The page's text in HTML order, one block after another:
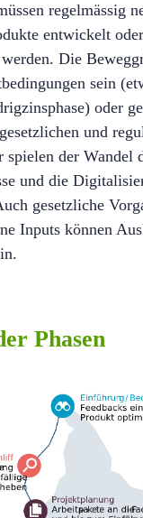
regelmässig
entwickelt
Die
sein
oder
und
spielen der Wandel
und die
gesetzliche
Inputs können
Phasen